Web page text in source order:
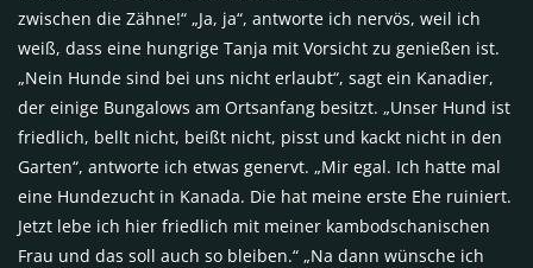
zwischen die Zähne!“ „Ja, ja“, antworte ich nervös, weil ich
weiß, dass eine hungrige Tanja mit Vorsicht zu genießen ist.
„Nein Hunde sind bei uns nicht erlaubt“, sagt ein Kanadier,
der einige Bungalows am Ortsanfang besitzt. „Unser Hund ist
friedlich, bellt nicht, beißt nicht, pisst und kackt nicht in den
Garten“, antworte ich etwas genervt. „Mir egal. Ich hatte mal
eine Hundezucht in Kanada. Die hat meine erste Ehe ruiniert.
Jetzt lebe ich hier friedlich mit meiner kambodschanischen
Frau und das soll auch so bleiben.“ „Na dann wünsche ich